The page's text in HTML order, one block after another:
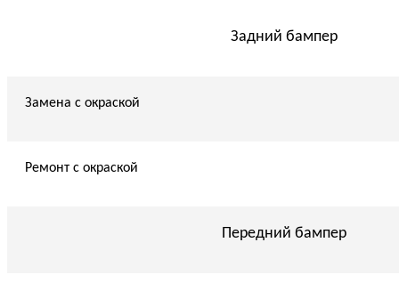
Задний бампер
Замена с окраской
Ремонт с окраской
Передний бампер